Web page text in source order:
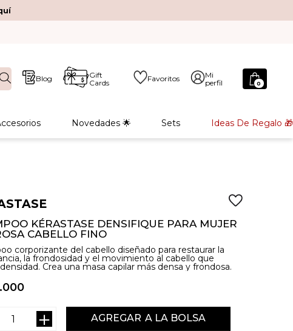
Blog
Gift
Cards
Favoritos
Mi
perfil
0
Novedades 🌟 Sets Ideas De Regalo 🎁
KÉRASTASE DENSIFIQUE PARA MUJER
CABELLO FINO
corporizante del cabello diseñado para restaurar la
la frondosidad y el movimiento al cabello que
Crea una masa capilar más densa y frondosa.
000
AGREGAR
＋